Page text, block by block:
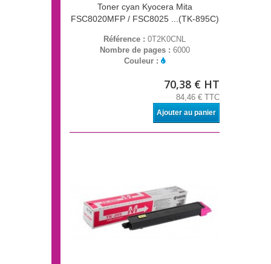
Toner cyan Kyocera Mita
FSC8020MFP / FSC8025 ...(TK-895C)
Référence : 0T2K0CNL
Nombre de pages : 6000
Couleur :
70,38 € HT
84,46 € TTC
Ajouter au panier